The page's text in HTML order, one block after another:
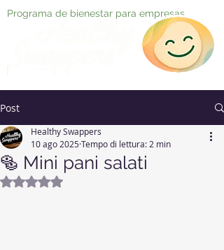
Programa de bienestar para empresas
Post
🥯 Mini pani salati
Healthy Swappers
10 ago 2025Tempo di lettura: 2 min
Valutazione NaN stelle su 5.